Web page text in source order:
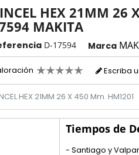
HEX 21MM 26
MAKITA
D-17594 Marca
Escriba
HEX 21MM 26 X 450 Mm. HM1201
Tiempos de
- Santiago y